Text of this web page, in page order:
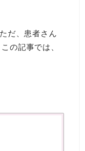
だ、患者さん
の記事では、